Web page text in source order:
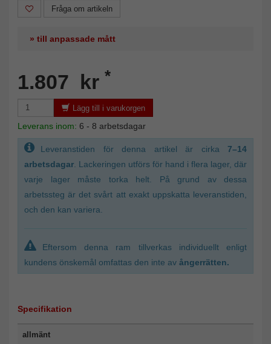
Fråga om artikeln
» till anpassade mått
1.807 kr *
Lägg till i varukorgen
Leverans inom: 6 - 8 arbetsdagar
Leveranstiden för denna artikel är cirka 7–14
arbetsdagar . Lackeringen utförs för hand i flera lager, där
varje lager måste torka helt. På grund av dessa
arbetssteg är det svårt att exakt uppskatta leveranstiden,
och den kan variera.
Eftersom denna ram tillverkas individuellt enligt
kundens önskemål omfattas den inte av ångerrätten.
Specifikation
allmänt